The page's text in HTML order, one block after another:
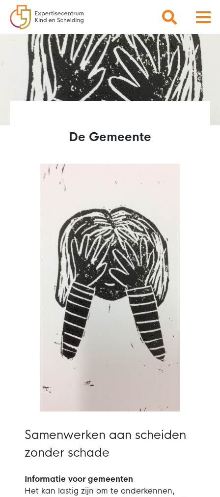
De Gemeente
Samenwerken aan scheiden
zonder schade
Informatie voor gemeenten
Het kan lastig zijn om te onderkennen,